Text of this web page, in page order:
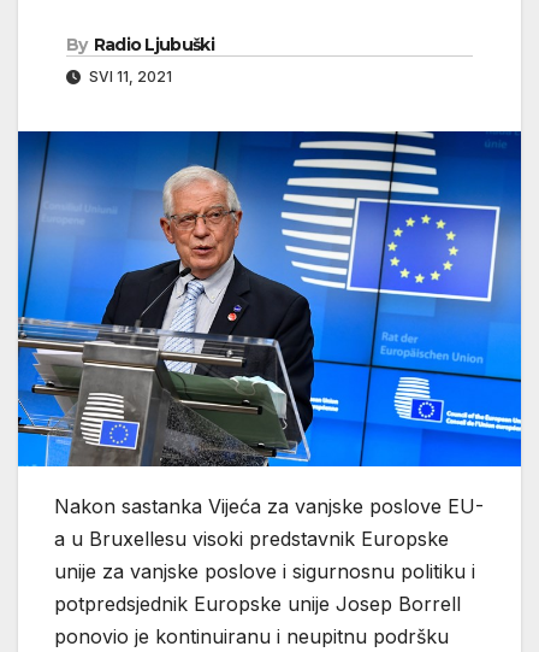
By Radio Ljubuški
SVI 11, 2021
Nakon sastanka Vijeća za vanjske poslove EU-
a u Bruxellesu visoki predstavnik Europske
unije za vanjske poslove i sigurnosnu politiku i
potpredsjednik Europske unije Josep Borrell
ponovio je kontinuiranu i neupitnu podršku